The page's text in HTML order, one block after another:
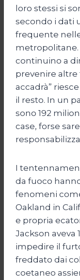
loro stessi si
secondo i dati
frequente
metropolitane.
continuino a
prevenire altre
accadrà”
il resto. In un
sono 192
case, forse
I
da fuoco
fenomeni
Oakland in
e propria
Jackson aveva
impedire il
freddato dai
coetaneo